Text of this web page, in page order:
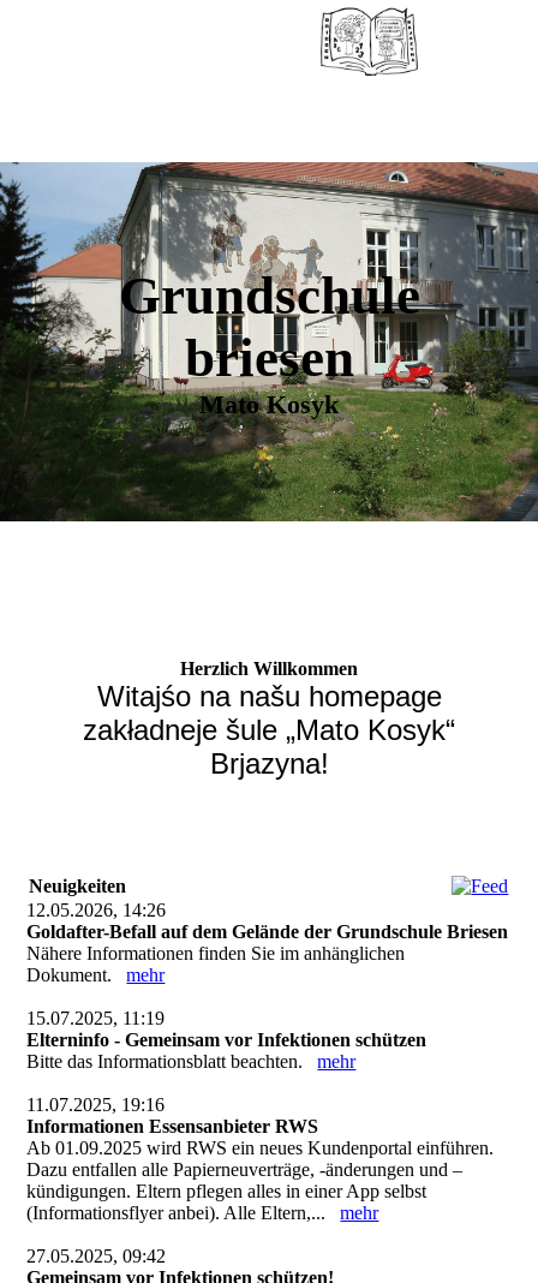
Grundschule
briesen
Mato Kosyk
Herzlich Willkommen
Witajśo na našu homepage
zakładneje šule „Mato Kosyk“
Brjazyna!
Neuigkeiten
12.05.2026, 14:26
Goldafter-Befall auf dem Gelände der Grundschule Briesen
Nähere Informationen finden Sie im anhänglichen
Dokument.mehr
15.07.2025, 11:19
Elterninfo - Gemeinsam vor Infektionen schützen
Bitte das Informationsblatt beachten.mehr
11.07.2025, 19:16
Informationen Essensanbieter RWS
Ab 01.09.2025 wird RWS ein neues Kundenportal einführen.
Dazu entfallen alle Papierneuverträge, -änderungen und –
kündigungen. Eltern pflegen alles in einer App selbst
(Informationsflyer anbei). Alle Eltern,...mehr
27.05.2025, 09:42
Gemeinsam vor Infektionen schützen!